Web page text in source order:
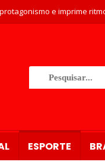
e imprime
ESPORTE